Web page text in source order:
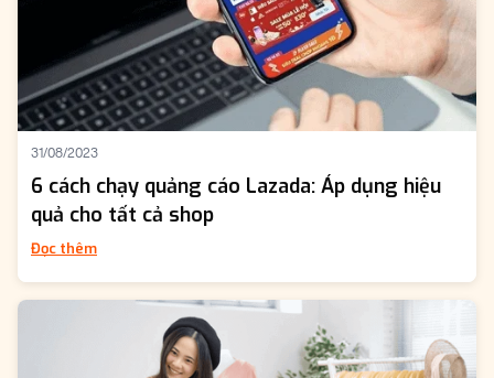
31/08/2023
6 cách chạy quảng cáo Lazada: Áp dụng hiệu
quả cho tất cả shop
Đọc thêm